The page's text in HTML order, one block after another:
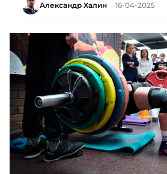
Александр Халин 16-04-2025